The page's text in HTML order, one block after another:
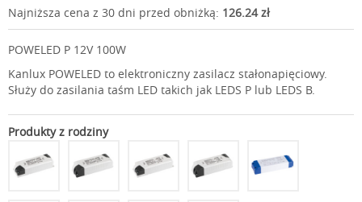
Najniższa cena z 30 dni przed obniżką: 126.24 zł
POWELED P 12V 100W
Kanlux POWELED to elektroniczny zasilacz stałonapięciowy.
Służy do zasilania taśm LED takich jak LEDS P lub LEDS B.
Produkty z rodziny